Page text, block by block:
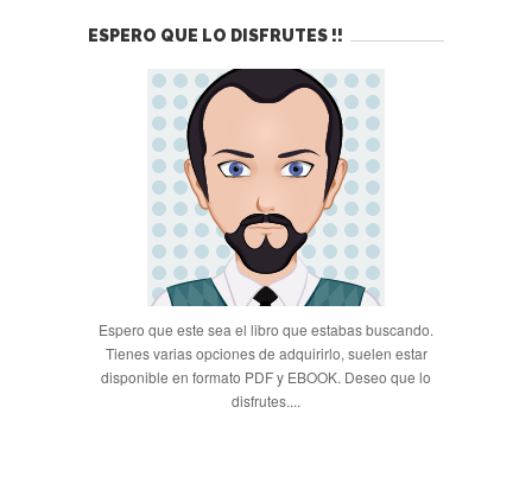
ESPERO QUE LO DISFRUTES !!
Espero que este sea el libro que estabas buscando.
Tienes varias opciones de adquirirlo, suelen estar
disponible en formato PDF y EBOOK. Deseo que lo
disfrutes....